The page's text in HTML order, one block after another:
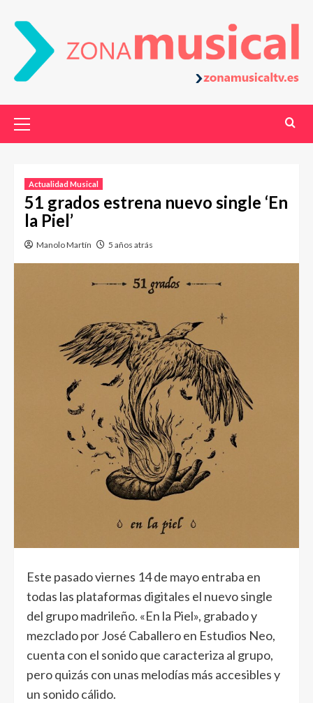
Actualidad Musical
51 grados estrena nuevo single ‘En
la Piel’
Manolo Martín 5 años atrás
Este pasado viernes 14 de mayo entraba en
todas las plataformas digitales el nuevo single
del grupo madrileño. «En la Piel», grabado y
mezclado por José Caballero en Estudios Neo,
cuenta con el sonido que caracteriza al grupo,
pero quizás con unas melodías más accesibles y
un sonido cálido.